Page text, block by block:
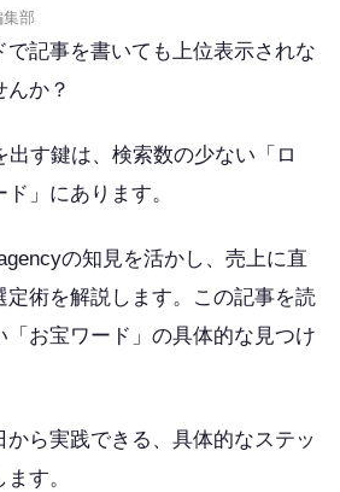
部
で記事を書いても上位表示されな
んか？
出す鍵は、検索数の少ない「ロ
」にあります。
の知見を活かし、売上に直
定術を解説します。この記事を読
「お宝ワード」の具体的な見つけ
ら実践できる、具体的なステッ
す。